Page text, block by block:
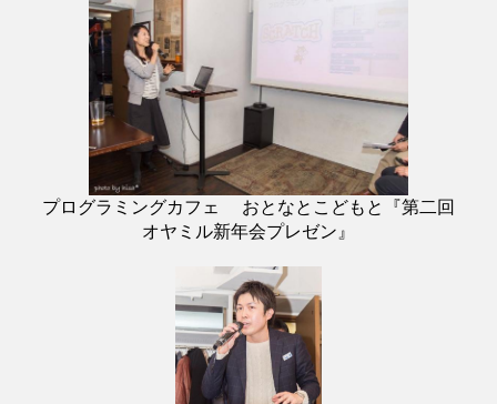
プログラミングカフェ おとなとこどもと『第二回
オヤミル新年会プレゼン』